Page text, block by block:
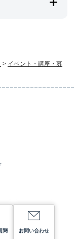
> イベント・講座・募
問 お問い合わせ